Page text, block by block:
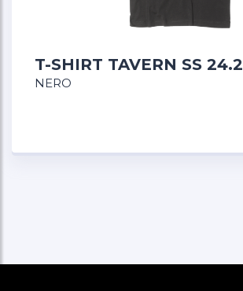
T-SHIRT TAVERN SS 24.2
NERO